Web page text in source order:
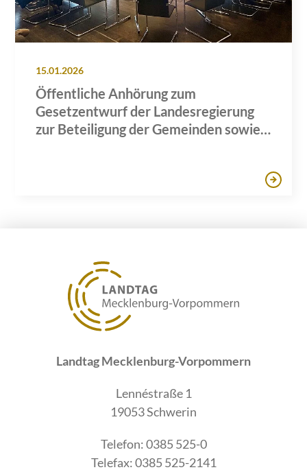
15.01.2026
Öffentliche Anhörung zum
Gesetzentwurf der Landesregierung
zur Beteiligung der Gemeinden sowie
Landtag Mecklenburg-Vorpommern
Lennéstraße 1
19053 Schwerin
Telefon: 0385 525-0
Telefax: 0385 525-2141